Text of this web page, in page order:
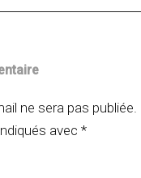
ne sera pas publiée.
avec *